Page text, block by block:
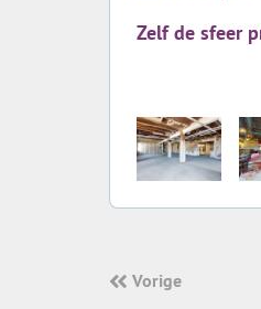
Zelf de sfeer
Vorige